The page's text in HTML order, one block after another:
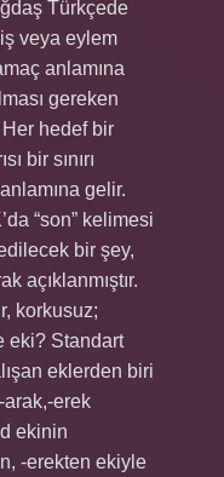
Türkçede
veya eylem
anlamına
gereken
hedef bir
bir sınırı
gelir.
“son” kelimesi
bir şey,
açıklanmıştır.
korkusuz;
eki? Standart
eklerden biri
erek
ekinin
-erekten ekiyle